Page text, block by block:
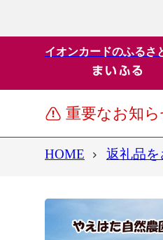
イオンカードのふるさ
重要なお知ら
HOME 返礼品を